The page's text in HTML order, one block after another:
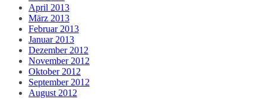
April 2013
März 2013
Februar 2013
Januar 2013
Dezember 2012
November 2012
Oktober 2012
September 2012
August 2012